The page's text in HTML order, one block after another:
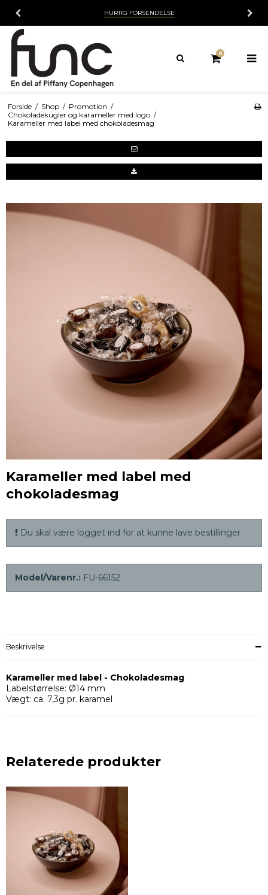
HURTIG FORSENDELSE
0
Forside / Shop / Promotion /
Chokoladekugler og karameller med logo /
Karameller med label med chokoladesmag
Karameller med label med
chokoladesmag
Du skal være logget ind for at kunne lave bestillinger
Model/Varenr.: FU-66152
Beskrivelse
Karameller med label - Chokoladesmag
Labelstørrelse: Ø14 mm
Vægt: ca. 7,3g pr. karamel
Relaterede produkter